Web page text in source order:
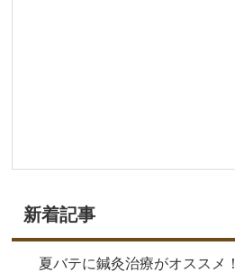
新着記事
夏バテに鍼灸治療がオススメ！